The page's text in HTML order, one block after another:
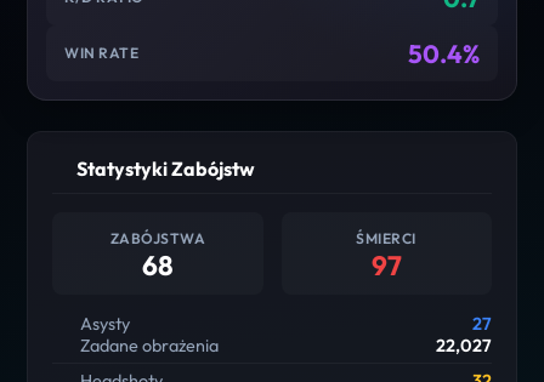
WIN RATE 50.4%
Statystyki Zabójstw
ZABÓJSTWA
68
ŚMIERCI
97
Asysty
27
Zadane obrażenia
22,027